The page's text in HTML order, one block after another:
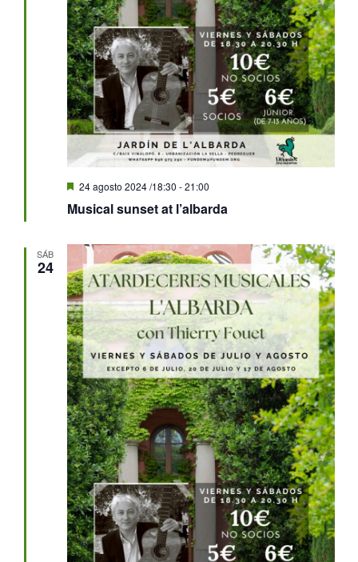
Musical sunset at l’albarda
Destacado
24 agosto 2024 /18:30 -21:00
SÁB
24